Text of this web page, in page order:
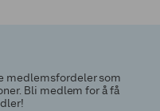
medlemsfordeler som
Bli medlem for å få